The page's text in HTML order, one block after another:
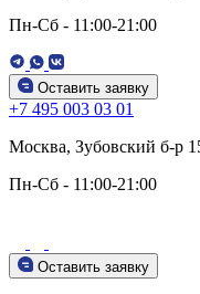
Пн-Сб - 11:00-21:00
Оставить заявку
+7 495 003 03 01
Москва, Зубовский б-р
Пн-Сб - 11:00-21:00
Оставить заявку